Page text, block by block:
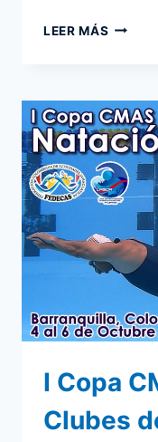
LEER MÁS
CON
FISU
2024.
–
I Copa
Clubes